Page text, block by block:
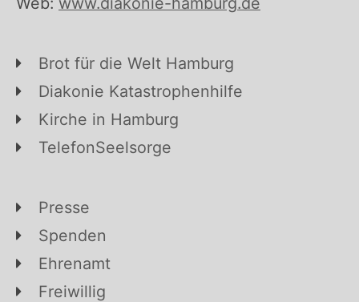
Brot für die Welt Hamburg
Diakonie Katastrophenhilfe
Kirche in Hamburg
TelefonSeelsorge
Presse
Spenden
Ehrenamt
Freiwillig